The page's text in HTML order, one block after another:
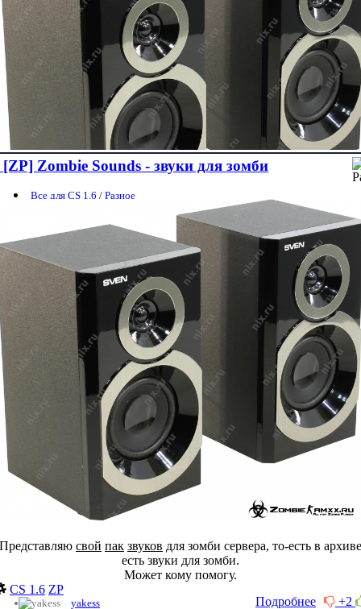
[ZP] Zombie Sounds - звуки для зомби
Все для CS 1.6 / Разное
Представляю свой пак звуков для зомби сервера, то-есть в архиве
есть звуки для зомби.
Может кому помогу.
CS 1.6 ZP
+2
Подробнее
yakess